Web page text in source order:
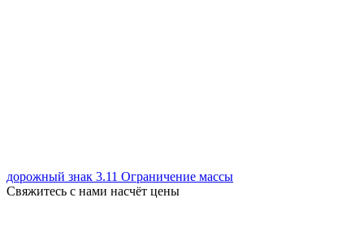
дорожный знак 3.11 Ограничение массы
Свяжитесь с нами насчёт цены